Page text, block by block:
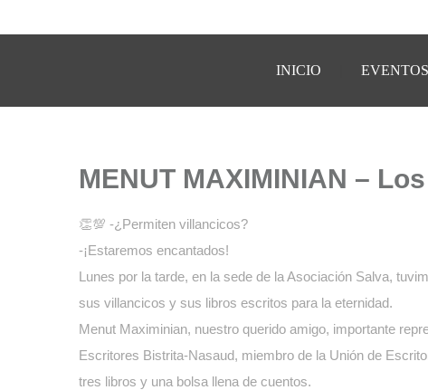
INICIO EVENTOS
MENUT MAXIMINIAN –
👏💯 -¿Permiten villancicos?
-¡Estaremos encantados!
Lunes por la tarde, en la sede de la Asociación Salva,
sus villancicos y sus libros escritos para la eternidad.
Menut Maximinian, nuestro querido amigo, importante
Escritores Bistrita-Nasaud, miembro de la Unión de
tres libros y una bolsa llena de cuentos.